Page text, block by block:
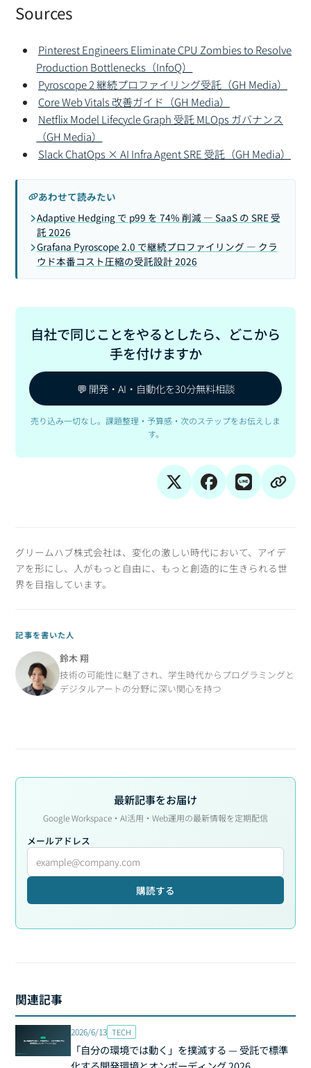
Sources
Pinterest Engineers Eliminate CPU Zombies to Resolve
Production Bottlenecks（InfoQ）
Pyroscope 2 継続プロファイリング受託（GH Media）
Core Web Vitals 改善ガイド（GH Media）
Netflix Model Lifecycle Graph 受託 MLOps ガバナンス
（GH Media）
Slack ChatOps × AI Infra Agent SRE 受託（GH Media）
あわせて読みたい
Adaptive Hedging で p99 を 74% 削減 — SaaS の SRE 受
託 2026
Grafana Pyroscope 2.0 で継続プロファイリング — クラ
ウド本番コスト圧縮の受託設計 2026
自社で同じことをやるとしたら、どこから
手を付けますか
💬 開発・AI・自動化を30分無料相談
売り込み一切なし。課題整理・予算感・次のステップをお伝えしま
す。
グリームハブ株式会社は、変化の激しい時代において、アイデ
アを形にし、人がもっと自由に、もっと創造的に生きられる世
界を目指しています。
記事を書いた人
鈴木 翔
技術の可能性に魅了され、学生時代からプログラミングと
デジタルアートの分野に深い関心を持つ
最新記事をお届け
Google Workspace・AI活用・Web運用の最新情報を定期配信
メールアドレス
購読する
関連記事
2026/6/13 TECH
「自分の環境では動く」を撲滅する — 受託で標準